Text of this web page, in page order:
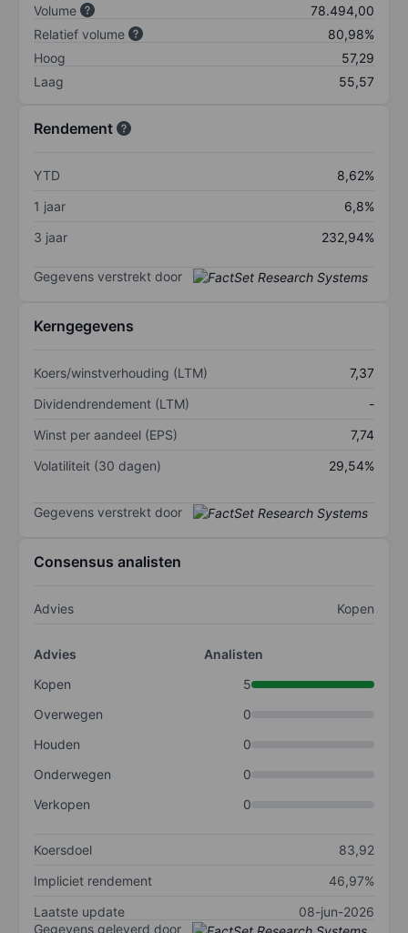
Volume
78.494,00
Relatief volume
80,98%
Hoog
57,29
Laag
55,57
Rendement
YTD
8,62%
1 jaar
6,8%
3 jaar
232,94%
Gegevens verstrekt door
Kerngegevens
Koers/winstverhouding (LTM)
7,37
Dividendrendement (LTM)
-
Winst per aandeel (EPS)
7,74
Volatiliteit (30 dagen)
29,54%
Gegevens verstrekt door
Consensus analisten
Advies Kopen
Advies
Analisten
Kopen
5
Overwegen
0
Houden
0
Onderwegen
0
Verkopen
0
Koersdoel
83,92
Impliciet rendement
46,97%
Laatste update
08-jun-2026
Gegevens geleverd door